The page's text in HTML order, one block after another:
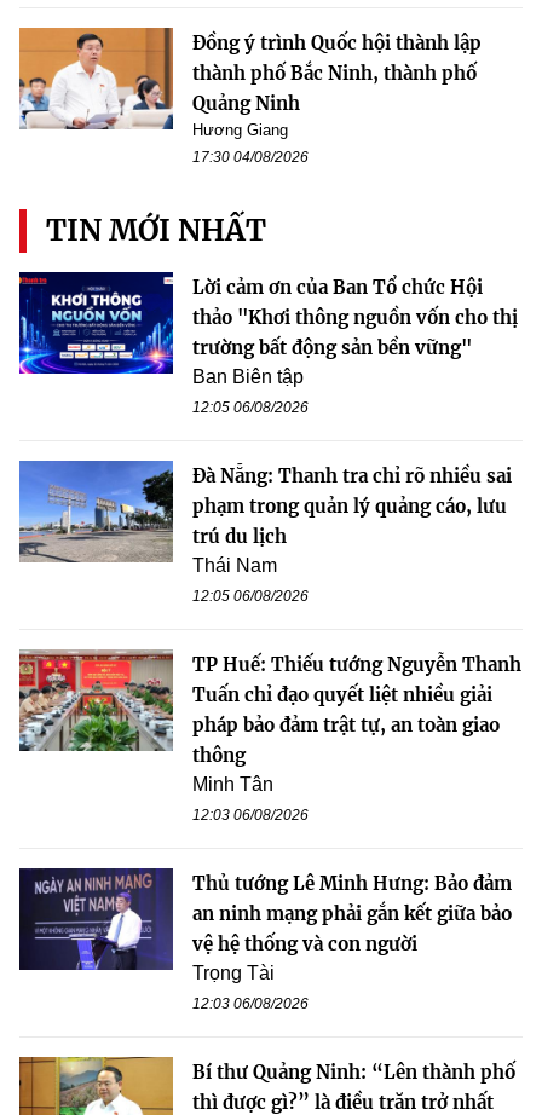
Đồng ý trình Quốc hội thành lập
thành phố Bắc Ninh, thành phố
Quảng Ninh
Hương Giang
17:30 04/08/2026
TIN MỚI NHẤT
Lời cảm ơn của Ban Tổ chức Hội
thảo "Khơi thông nguồn vốn cho thị
trường bất động sản bền vững"
Ban Biên tập
12:05 06/08/2026
Đà Nẵng: Thanh tra chỉ rõ nhiều sai
phạm trong quản lý quảng cáo, lưu
trú du lịch
Thái Nam
12:05 06/08/2026
TP Huế: Thiếu tướng Nguyễn Thanh
Tuấn chỉ đạo quyết liệt nhiều giải
pháp bảo đảm trật tự, an toàn giao
thông
Minh Tân
12:03 06/08/2026
Thủ tướng Lê Minh Hưng: Bảo đảm
an ninh mạng phải gắn kết giữa bảo
vệ hệ thống và con người
Trọng Tài
12:03 06/08/2026
Bí thư Quảng Ninh: “Lên thành phố
thì được gì?” là điều trăn trở nhất